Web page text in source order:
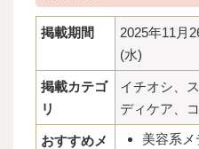
掲載期間
2025年11月
(水)
掲載カテゴ
リ
イチオシ、
ディケア、
おすすめメ
美容系